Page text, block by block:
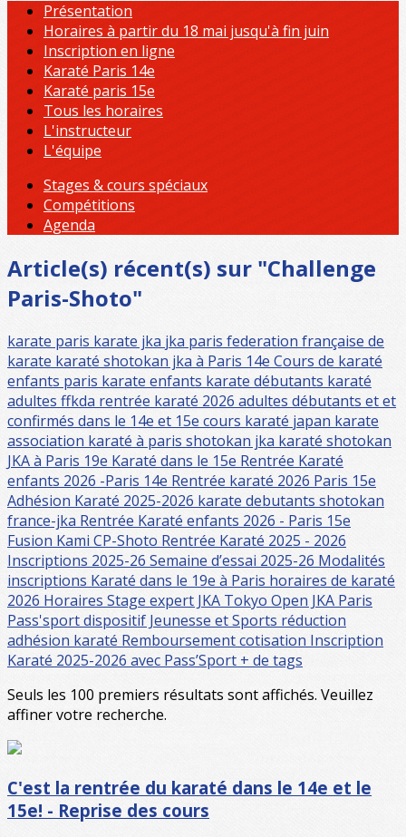
Présentation
Horaires à partir du 18 mai jusqu'à fin juin
Inscription en ligne
Karaté Paris 14e
Karaté paris 15e
Tous les horaires
L'instructeur
L'équipe
Stages & cours spéciaux
Compétitions
Agenda
Article(s) récent(s) sur "Challenge
Paris-Shoto"
karate paris karate jka jka paris federation française de
karate karaté shotokan jka à Paris 14eCours de karaté
enfants paris karate enfants karate débutants karaté
adultes ffkda rentrée karaté 2026 adultes débutants et et
confirmés dans le 14e et 15e cours karaté japan karate
association karaté à paris shotokan jka karaté shotokan
JKA à Paris 19e Karaté dans le 15e Rentrée Karaté
enfants 2026 -Paris 14e Rentrée karaté 2026 Paris 15e
Adhésion Karaté 2025-2026 karate debutants shotokan
france-jka Rentrée Karaté enfants 2026 - Paris 15e
Fusion Kami CP-Shoto Rentrée Karaté 2025 - 2026
Inscriptions 2025-26 Semaine d’essai 2025-26 Modalités
inscriptions Karaté dans le 19e à Paris horaires de karaté
2026 Horaires Stage expert JKA Tokyo Open JKA Paris
Pass'sportdispositif Jeunesse et Sports réduction
adhésion karaté Remboursement cotisation Inscription
Karaté 2025-2026 avec Pass’Sport + de tags
Seuls les 100 premiers résultats sont affichés. Veuillez
affiner votre recherche.
C'est la rentrée du karaté dans le 14e et le
15e! - Reprise des cours